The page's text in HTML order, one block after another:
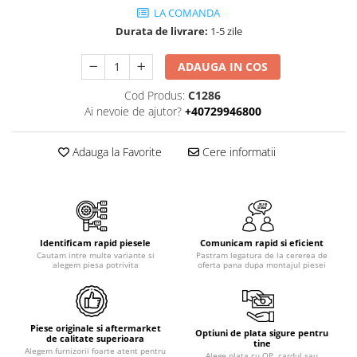
Electromotoare
Pompa combustibil
Radiator racire ulei hidraulic
Radiator apa
Bobina de pornire
Curea alternator - transmisie
Curea distributie
Esapament
Ventilatoare
Pompa de ulei
Termostat
Piese Multitel
Piese Dieci
Piese Landini
Piese New Holland
Piese Takeuchi
Piese Kobelco
Piese Jungheinrich
LA COMANDA
Durata de livrare: 1-5 zile
ADAUGA IN COS
Cod Produs: C1286
Ai nevoie de ajutor? +40729946800
Adauga la Favorite Cere informatii
Identificam rapid piesele
Cautam intre multe variante si
alegem piesa potrivita
Comunicam rapid si eficient
Pastram legatura de la cererea de
oferta pana dupa montajul piesei
Piese originale si aftermarket
de calitate superioara
Alegem furnizorii foarte atent pentru
Optiuni de plata sigure pentru
tine